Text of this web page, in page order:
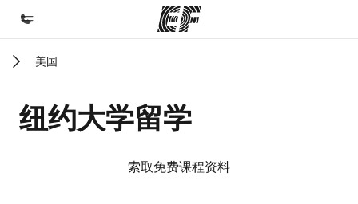
课程
美国
纽约大学留学
索取免费课程资料